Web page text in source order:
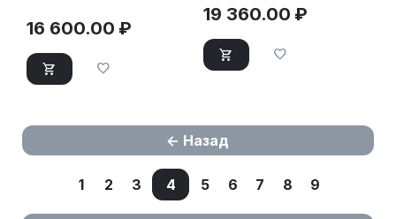
16 600.00 ₽
19 360.00 ₽
Назад
1 2 3 4 5 6 7 8 9